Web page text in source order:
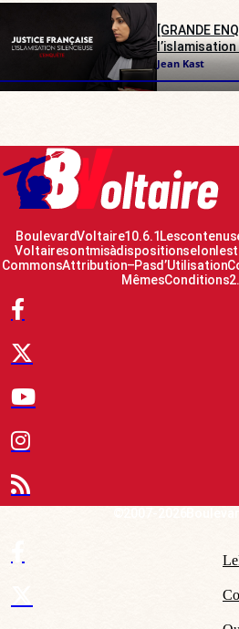
[GRANDE
Jean Kast
Boulevard Voltaire 10.6.1 Les
Voltaire sont mis à disposition selon les
Commons Attribution – Pas d’Utilisation
Mêmes Conditions
Le